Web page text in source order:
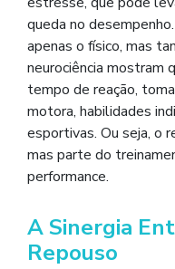
queda no
apenas o físico, mas
neurociência mostram
tempo de reação,
motora, habilidades
esportivas. Ou seja, o
mas parte do
performance.
A Sinergia
Repouso